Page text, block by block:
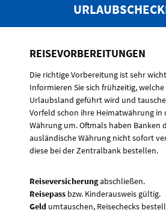
REISEVORBEREITUNGEN
Die richtige Vorbereitung ist sehr
Informieren Sie sich frühzeitig,
Urlaubsland geführt wird und
Vorfeld schon ihre Heimatwährung in
Währung um. Oftmals haben Banken
ausländische Währung nicht sofort
diese bei der Zentralbank bestellen.
Reiseversicherungabschließen.
Reisepass bzw. Kinderausweis gültig.
Geld umtauschen, Reisechecks